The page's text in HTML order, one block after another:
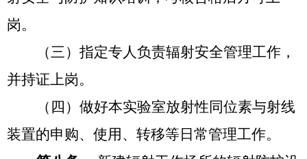
岗。
（三） 指定专人负责辐射安全管理工作，
并持证上岗。
（四） 做好本实验室放射性同位素与射线
装置的申购、使用、转移等日常管理工作。